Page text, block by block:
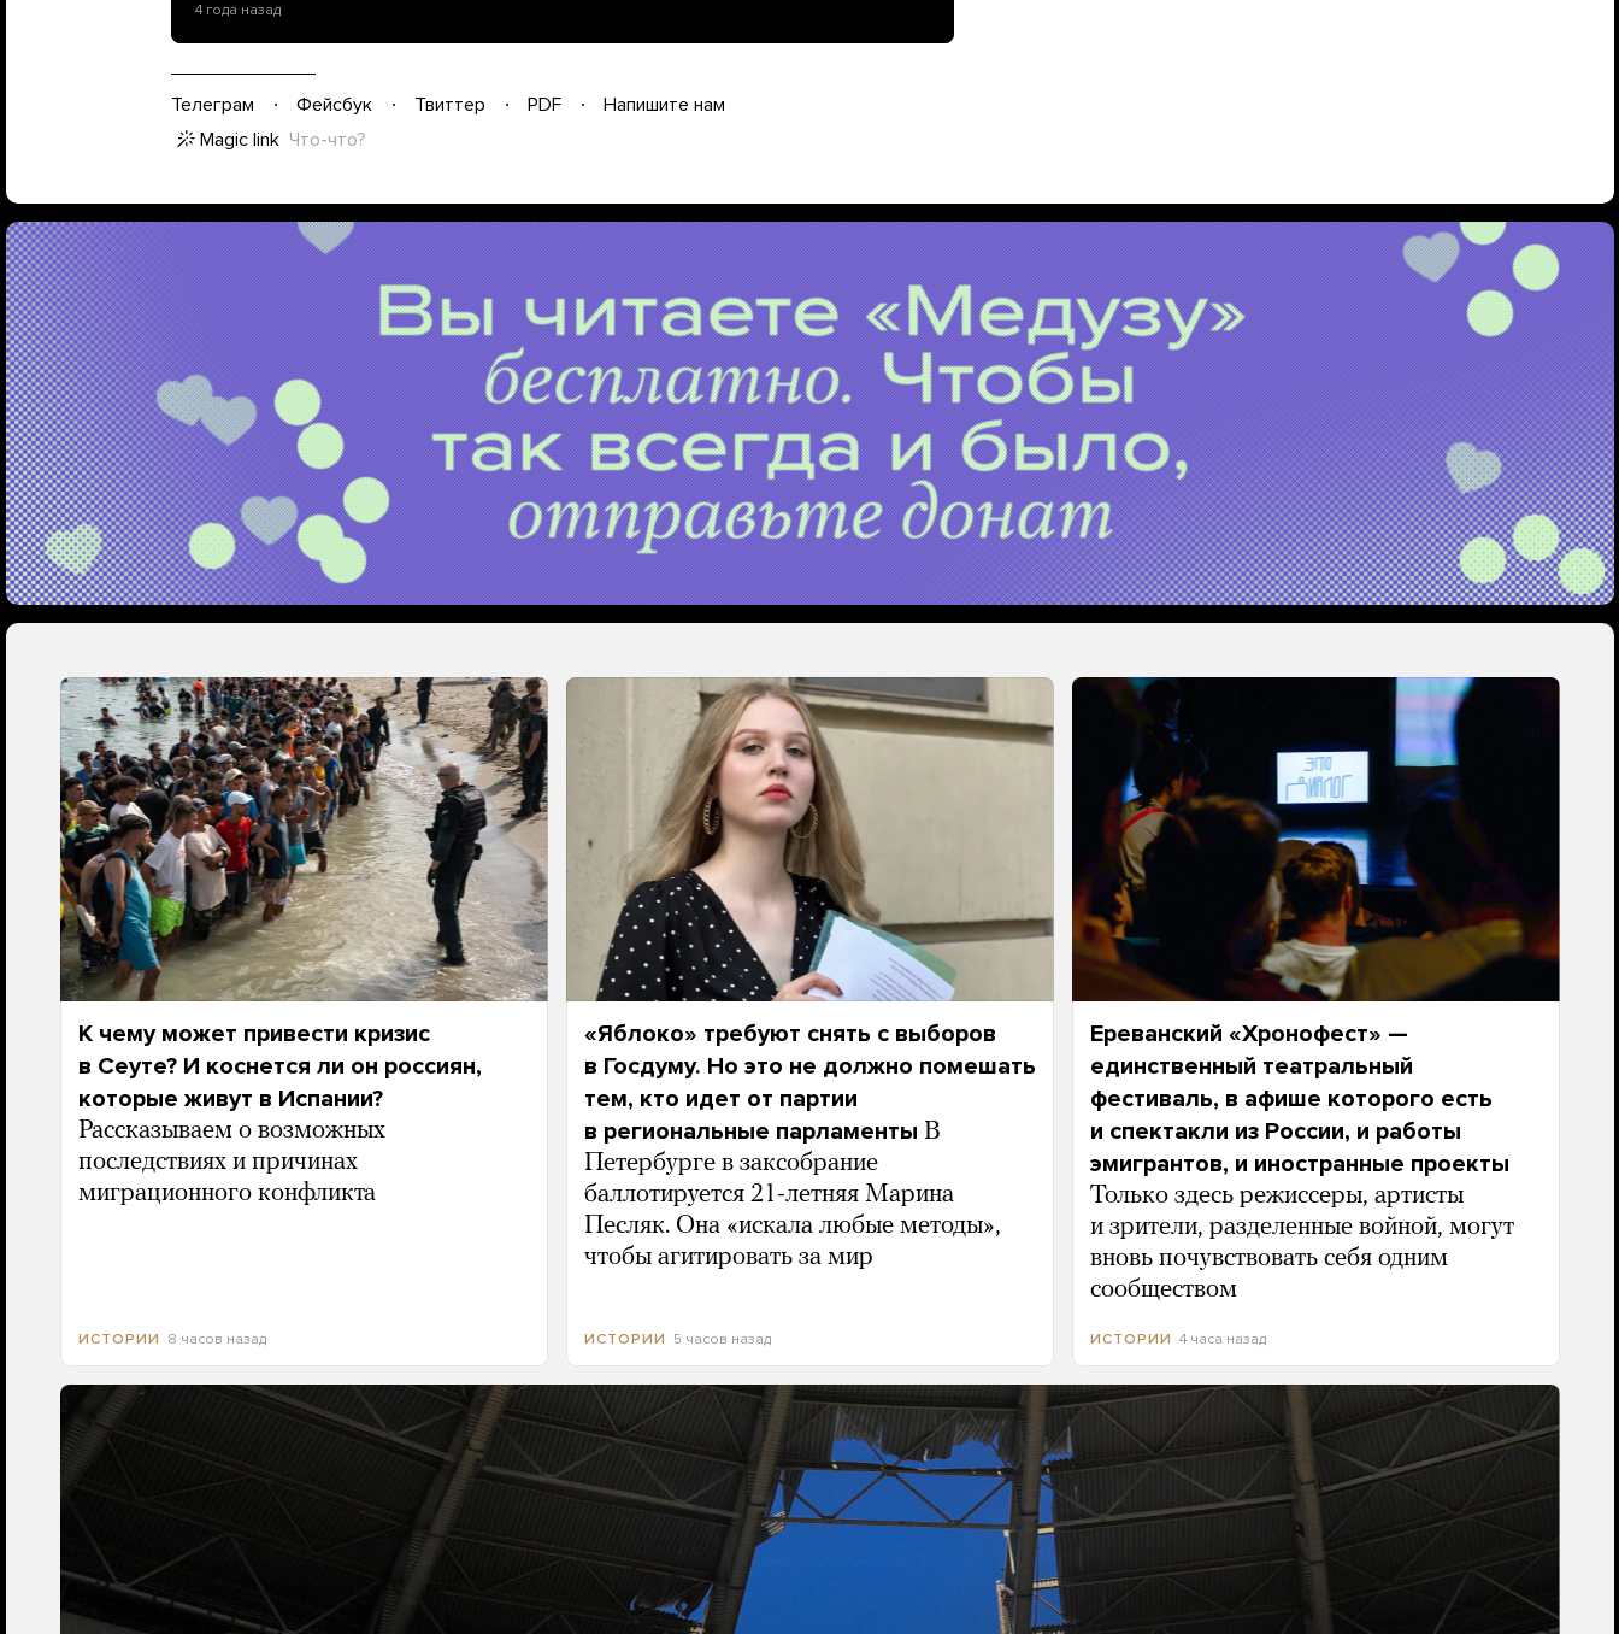
4 года назад
Телеграм Фейсбук Твиттер PDF
Напишите нам
Magic link Что-что?
К чему может привести кризис
в Сеуте? И коснется ли он россиян,
которые живут в Испании?
Рассказываем о возможных
последствиях и причинах
миграционного конфликта
ИСТОРИИ 8 часов назад
«Яблоко» требуют снять с выборов
в Госдуму. Но это не должно помешать
тем, кто идет от партии
в региональные парламенты В
Петербурге в заксобрание
баллотируется 21-летняя Марина
Песляк. Она «искала любые методы»,
чтобы агитировать за мир
ИСТОРИИ 5 часов назад
Ереванский «Хронофест» —
единственный театральный
фестиваль, в афише которого есть
и спектакли из России, и работы
эмигрантов, и иностранные проекты
Только здесь режиссеры, артисты
и зрители, разделенные войной, могут
вновь почувствовать себя одним
сообществом
ИСТОРИИ 4 часа назад